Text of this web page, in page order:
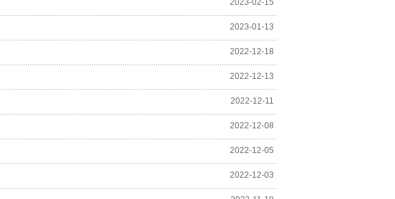
2023-02-15
2023-01-13
2022-12-18
2022-12-13
2022-12-11
2022-12-08
2022-12-05
2022-12-03